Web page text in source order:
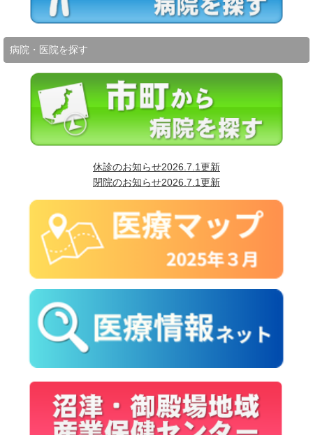
病院・医院を探す
休診のお知らせ2026.7.1更新
閉院のお知らせ2026.7.1更新